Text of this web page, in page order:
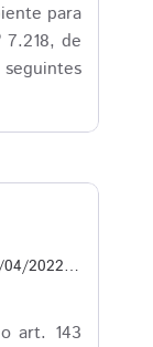
para
7.218, de
04/2022
art. 143